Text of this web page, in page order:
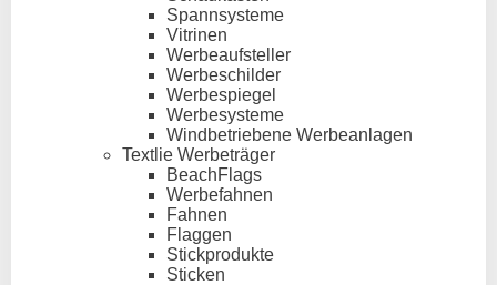
Spannsysteme
Vitrinen
Werbeaufsteller
Werbeschilder
Werbespiegel
Werbesysteme
Windbetriebene Werbeanlagen
Textlie Werbeträger
BeachFlags
Werbefahnen
Fahnen
Flaggen
Stickprodukte
Sticken